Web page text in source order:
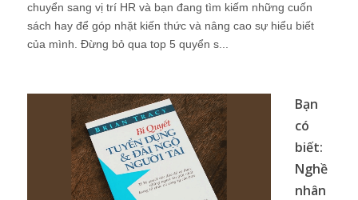
chuyển sang vị trí HR và bạn đang tìm kiếm những cuốn
sách hay để góp nhặt kiến thức và nâng cao sự hiểu biết
của mình. Đừng bỏ qua top 5 quyển s...
Bạn
có
biết:
Nghề
nhân